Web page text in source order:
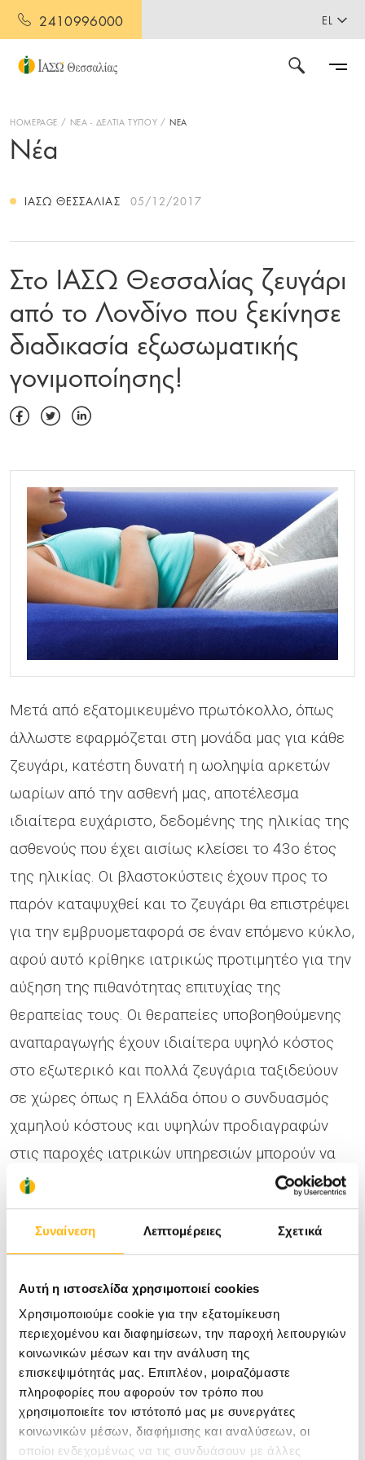
Συναίνεση Λεπτομέρειες Σχετικά
Αυτή η ιστοσελίδα χρησιμοποιεί cookies
Χρησιμοποιούμε cookie για την εξατομίκευση
περιεχομένου και διαφημίσεων, την παροχή λειτουργιών
κοινωνικών μέσων και την ανάλυση της
επισκεψιμότητάς μας. Επιπλέον, μοιραζόμαστε
πληροφορίες που αφορούν τον τρόπο που
χρησιμοποιείτε τον ιστότοπό μας με συνεργάτες
κοινωνικών μέσων, διαφήμισης και αναλύσεων, οι
οποίοι ενδεχομένως να τις συνδυάσουν με άλλες
2410996000 EL
HOMEPAGE ΝΕΑ - ΔΕΛΤΙΑ ΤΥΠΟΥ ΝΕΑ
Νέα
ΙΑΣΩ ΘΕΣΣΑΛΊΑΣ 05/12/2017
Στο ΙΑΣΩ Θεσσαλίας ζευγάρι
από το Λονδίνο που ξεκίνησε
διαδικασία εξωσωματικής
γονιμοποίησης!
Μετά από εξατομικευμένο πρωτόκολλο, όπως
άλλωστε εφαρμόζεται στη μονάδα μας για κάθε
ζευγάρι, κατέστη δυνατή η ωοληψία αρκετών
ωαρίων από την ασθενή μας, αποτέλεσμα
ιδιαίτερα ευχάριστο, δεδομένης της ηλικίας της
ασθενούς που έχει αισίως κλείσει το 43ο έτος
της ηλικίας. Οι βλαστοκύστεις έχουν προς το
παρόν καταψυχθεί και το ζευγάρι θα επιστρέψει
για την εμβρυομεταφορά σε έναν επόμενο κύκλο,
αφού αυτό κρίθηκε ιατρικώς προτιμητέο για την
αύξηση της πιθανότητας επιτυχίας της
θεραπείας τους. Οι θεραπείες υποβοηθούμενης
αναπαραγωγής έχουν ιδιαίτερα υψηλό κόστος
στο εξωτερικό και πολλά ζευγάρια ταξιδεύουν
σε χώρες όπως η Ελλάδα όπου ο συνδυασμός
χαμηλού κόστους και υψηλών προδιαγραφών
στις παροχές ιατρικών υπηρεσιών μπορούν να
τους παρέχουν το επιθυμητό αποτέλεσμα. Το
ΙΑΣΩ Θεσσαλίας, κάνοντας την αρχή σε ό,τι
αφορά τον ιατρικό τουρισμό στην περιοχή,
που περιλάμβανε τόσο τον αμιγώς ιατρικό –
κλινικό τομέα όσο και ό,τι αφορούσε τη διαμονή
και διατροφή τους, τις μεταφορές τους προς και
από το αεροδρόμιο, ξεναγήσεις κ.λπ. Το ζευγάρι
έχει αναλάβει η συνεργάτης του ΙΑΣΩ Θεσσαλίας,
γυναικολόγος κα. Φιλίππου Παναγιώτα,